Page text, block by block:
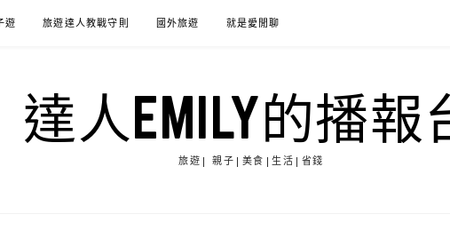
遊 旅遊達人教戰守則 國外旅遊 就是愛閒聊
達人EMILY的播報
旅遊| 親子|美食|生活|省錢